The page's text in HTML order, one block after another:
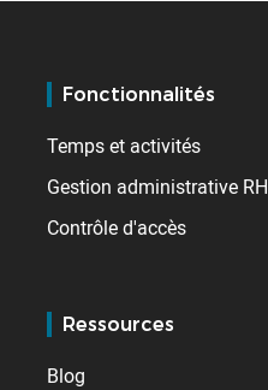
Fonctionnalités
Temps et activités
Gestion administrative RH
Contrôle d'accès
Ressources
Blog